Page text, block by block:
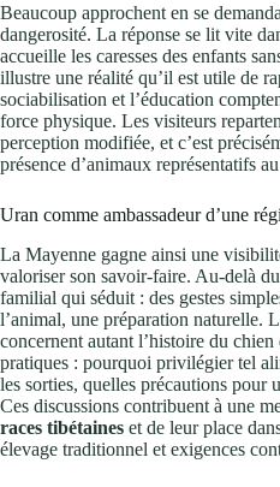
Beaucoup approchent en se
dangerosité. La réponse se lit vite
accueille les caresses des enfants
illustre une réalité qu’il est utile de
sociabilisation et l’éducation
force physique. Les visiteurs
perception modifiée, et c’est
présence d’animaux représentatifs
Uran comme ambassadeur d’une
La Mayenne gagne ainsi une
valoriser son savoir‑faire. Au-delà
familial qui séduit : des gestes
l’animal, une préparation naturelle.
concernent autant l’histoire du chien
pratiques : pourquoi privilégier tel
les sorties, quelles précautions pour
Ces discussions contribuent à une
races tibétaines et de leur place
élevage traditionnel et exigences